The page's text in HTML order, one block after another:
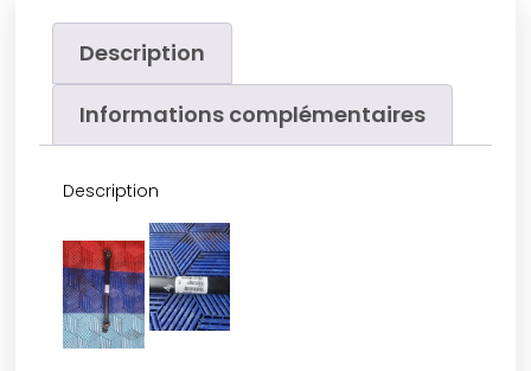
Description
Informations complémentaires
Description